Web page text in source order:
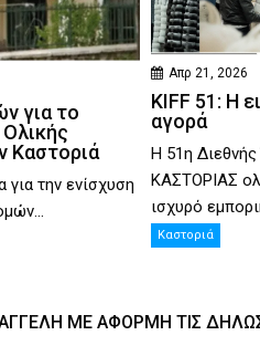
για το
Καστοριά
για την ενίσχυση
Απρ 21, 2026
KIFF 51: Η
αγορά
Η 51η
ΚΑΣΤΟΡΙΑΣ
ισχυρό
Καστοριά
ΜΕ ΑΦΟΡΜΉ ΤΙΣ